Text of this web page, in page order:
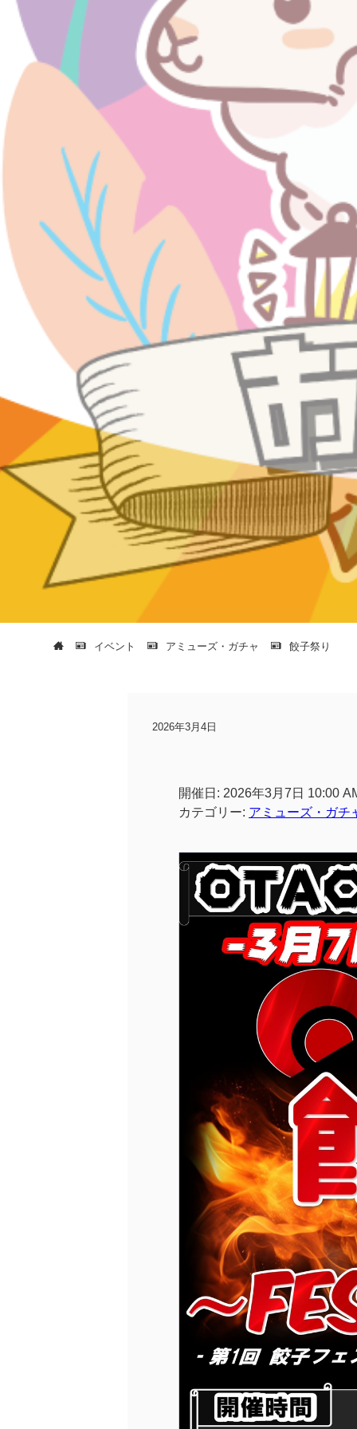
イベント アミューズ・ガチャ 餃子祭り
2026年3月4日
開催日: 2026年3月7日 10:00
カテゴリー: アミューズ・ガチ